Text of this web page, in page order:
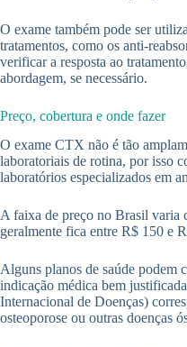
O exame também pode ser
tratamentos, como os anti-
verificar a resposta ao
abordagem, se necessário.
Preço, cobertura e onde fazer
O exame CTX não é tão
laboratoriais de rotina, por isso
laboratórios especializados em
A faixa de preço no Brasil varia
geralmente fica entre R$ 150 e
Alguns planos de saúde podem
indicação médica bem
Internacional de Doenças)
osteoporose ou outras doenças